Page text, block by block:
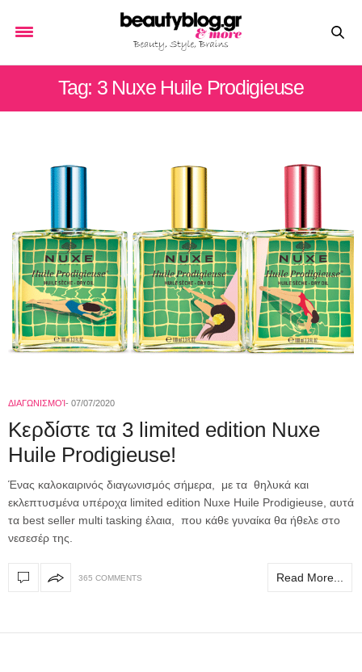
Tag: 3 Nuxe Huile Prodigieuse
ΔΙΑΓΩΝΙΣΜΟΊ 07/07/2020
Κερδίστε τα 3 limited edition Nuxe
Huile Prodigieuse!
Ένας καλοκαιρινός διαγωνισμός σήμερα, με τα θηλυκά και
εκλεπτυσμένα υπέροχα limited edition Nuxe Huile Prodigieuse, αυτά
τα best seller multi tasking έλαια, που κάθε γυναίκα θα ήθελε στο
νεσεσέρ της.
365 COMMENTS Read More...